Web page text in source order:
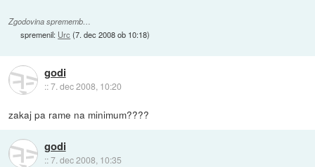
Zgodovina sprememb…
spremenil: Urc (7. dec 2008 ob 10:18)
godi
::7. dec 2008, 10:20
zakaj pa rame na minimum????
godi
::7. dec 2008, 10:35